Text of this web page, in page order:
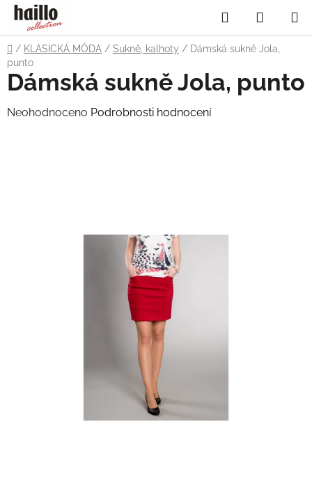
Přejít
obsah
Hledat
KOŠÍK
Domů
/ KLASICKÁ MÓDA / Sukně, kalhoty / Dámská sukně Jola,
punto
Dámská sukně Jola, punto
Průměrné
Neohodnoceno Podrobnosti hodnocení